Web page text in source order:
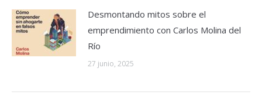
Desmontando mitos sobre el
emprendimiento con Carlos Molina del
Río
27 junio, 2025